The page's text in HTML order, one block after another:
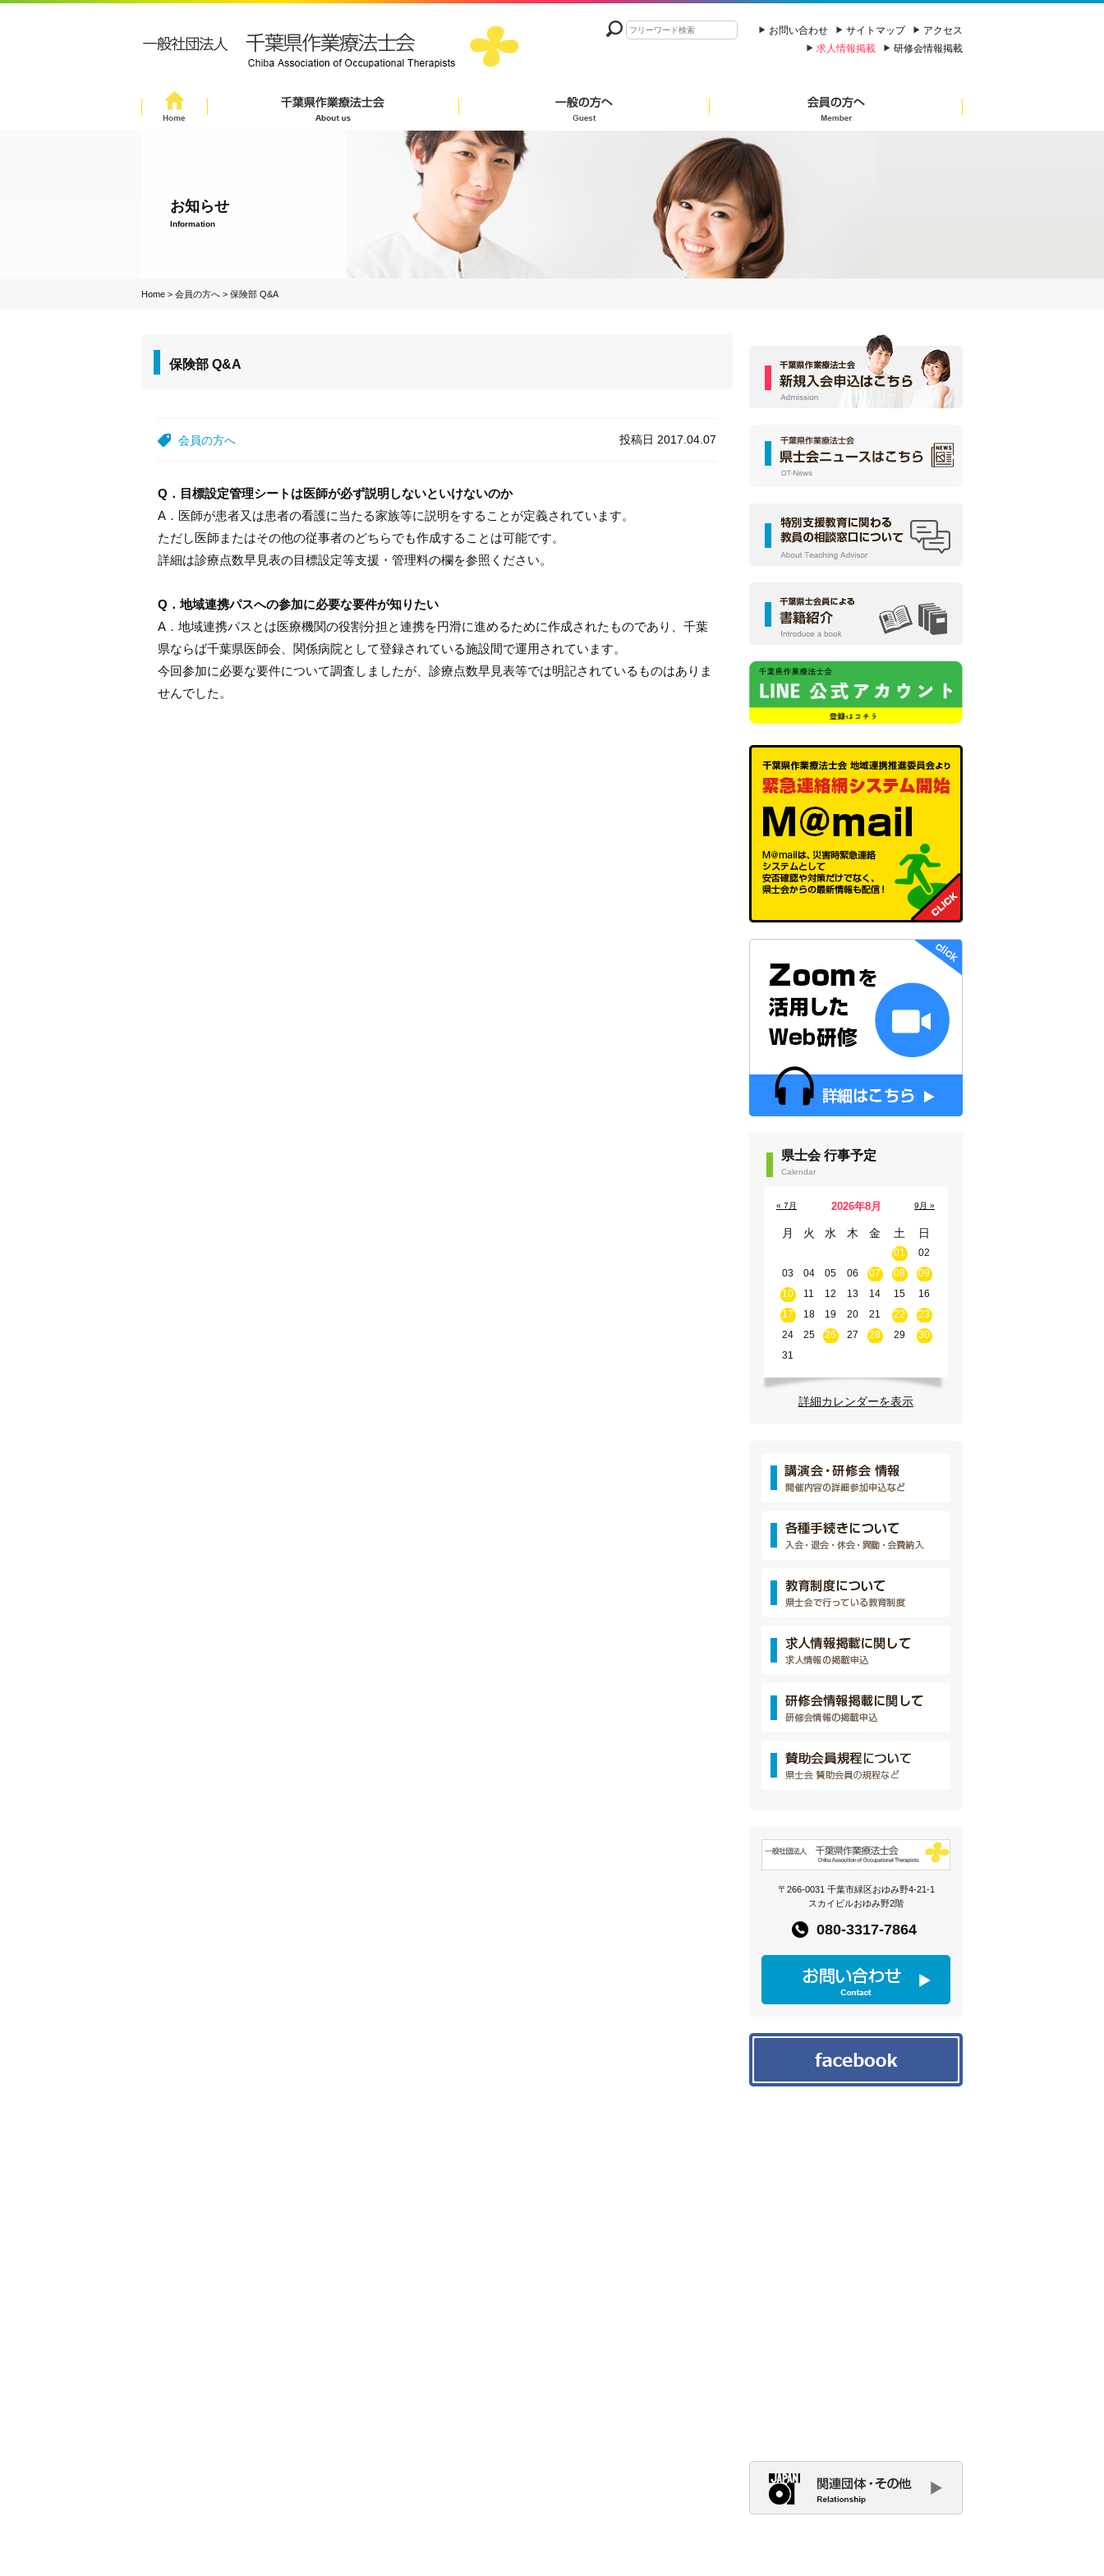
アクセス
サイトマップ
お問い合わせ
研修会情報掲載
求人情報掲載
お知らせ
Information
Home > 会員の方へ > 保険部 Q&A
保険部 Q&A
会員の方へ 投稿日 2017.04.07
Q．目標設定管理シートは医師が必ず説明しないといけないのか
A．医師が患者又は患者の看護に当たる家族等に説明をすることが定義されています。
ただし医師またはその他の従事者のどちらでも作成することは可能です。
詳細は診療点数早見表の目標設定等支援・管理料の欄を参照ください。
Q．地域連携パスへの参加に必要な要件が知りたい
A．地域連携パスとは医療機関の役割分担と連携を円滑に進めるために作成されたものであり、千葉
県ならば千葉県医師会、関係病院として登録されている施設間で運用されています。
今回参加に必要な要件について調査しましたが、診療点数早見表等では明記されているものはありま
せんでした。
県士会 行事予定
Calendar
2026年8月
月 火 水 木 金 土 日
01
02
03
04 05 06 07 08
09
10
11 12 13 14 15
16
17
18 19 20 21 22
23
24
25 26 27 28 29
30
31
« 7月 9月 »
詳細カレンダーを表示
〒266-0031 千葉市緑区おゆみ野4-21-1
スカイビルおゆみ野2階
080-3317-7864